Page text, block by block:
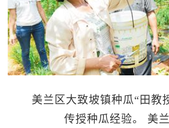
美兰区大致坡镇种瓜“田教
传授种瓜经验。 美